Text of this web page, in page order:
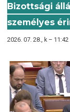
Bizottsági
személyes
2026. 07. 28., k – 11:42